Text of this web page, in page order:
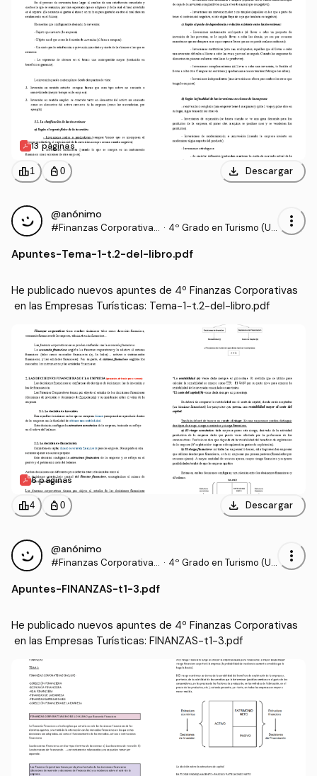
13 páginas
leaderboard1 personal_bag 0 download Descargar
@anónimo
#Finanzas Corporativas
as
· 4º Grado en Turismo (UL
more_vert
Apuntes-Tema-1-t.2-del-libro.pdf
He publicado nuevos apuntes de 4º Finanzas Corporativas
en las Empresas Turísticas: Tema-1-t.2-del-libro.pdf
6 páginas
leaderboard4 personal_bag 0 download Descargar
@anónimo
#Finanzas Corporativas
as
· 4º Grado en Turismo (UL
more_vert
Apuntes-FINANZAS-t1-3.pdf
He publicado nuevos apuntes de 4º Finanzas Corporativas
en las Empresas Turísticas: FINANZAS-t1-3.pdf